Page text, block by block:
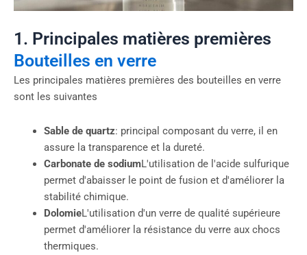
1. Principales matières premières
Bouteilles en verre
Les principales matières premières des bouteilles en verre
sont les suivantes
Sable de quartz: principal composant du verre, il en
assure la transparence et la dureté.
Carbonate de sodiumL'utilisation de l'acide sulfurique
permet d'abaisser le point de fusion et d'améliorer la
stabilité chimique.
DolomieL'utilisation d'un verre de qualité supérieure
permet d'améliorer la résistance du verre aux chocs
thermiques.